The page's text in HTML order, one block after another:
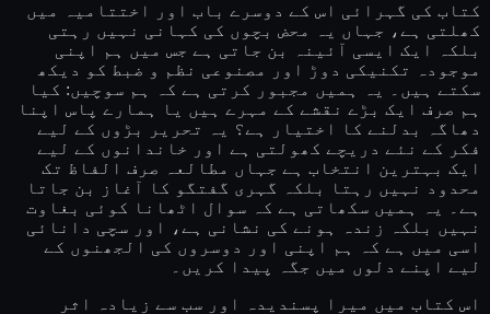
کتاب کی گہرائی اس کے دوسرے باب اور اختتامیہ میں
کھلتی ہے، جہاں یہ محض بچوں کی کہانی نہیں رہتی
بلکہ ایک ایسی آئینہ بن جاتی ہے جس میں ہم اپنی
موجودہ تکنیکی دوڑ اور مصنوعی نظم و ضبط کو دیکھ
سکتے ہیں۔ یہ ہمیں مجبور کرتی ہے کہ ہم سوچیں: کیا
ہم صرف ایک بڑے نقشے کے مہرے ہیں یا ہمارے پاس اپنا
دھاگہ بدلنے کا اختیار ہے؟ یہ تحریر بڑوں کے لیے
فکر کے نئے دریچے کھولتی ہے اور خاندانوں کے لیے
ایک بہترین انتخاب ہے جہاں مطالعہ صرف الفاظ تک
محدود نہیں رہتا بلکہ گہری گفتگو کا آغاز بن جاتا
ہے۔ یہ ہمیں سکھاتی ہے کہ سوال اٹھانا کوئی بغاوت
نہیں بلکہ زندہ ہونے کی نشانی ہے، اور سچی دانائی
اسی میں ہے کہ ہم اپنی اور دوسروں کی الجھنوں کے
لیے اپنے دلوں میں جگہ پیدا کریں۔
اس کتاب میں میرا پسندیدہ اور سب سے زیادہ اثر